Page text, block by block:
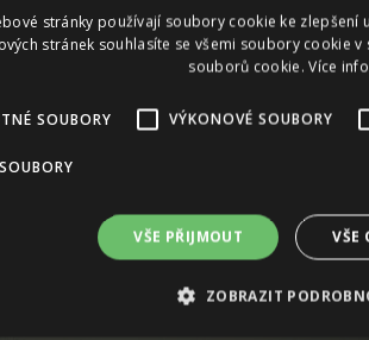
trámů, i když je s nimi potíž,
je zakrýt, pokud se k tomu chystáte. Při
ladit ložnici do bíla. Střešní okna
pozor, nesmí chybět kvalitní žaluzie,
před úsvitem… Pokud obýváte
„a zbytek“ v jednom, doporučujeme
pravým) krbem.
stránky používají soubory cookie ke zlepšení
stránek souhlasíte se všemi soubory cookie
souborů cookie.Více
SOUBORY VÝKONOVÉ SOUBORY
VŠE PŘIJMOUT VŠE
ZOBRAZIT